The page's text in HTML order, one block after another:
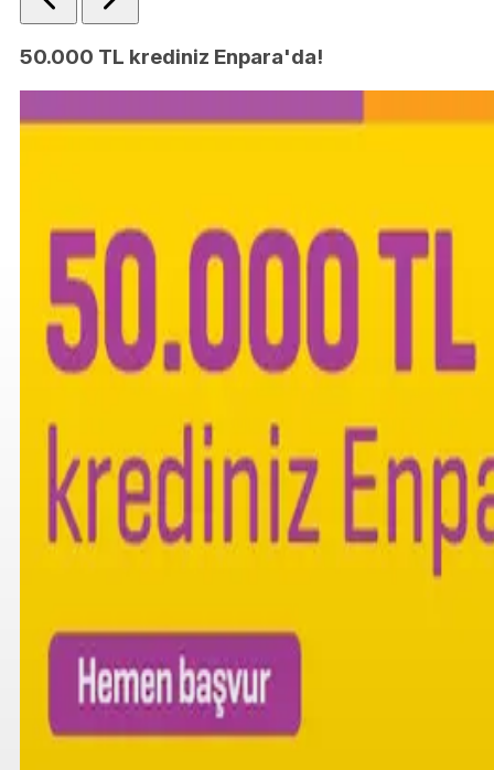
50.000 TL krediniz Enpara'da!